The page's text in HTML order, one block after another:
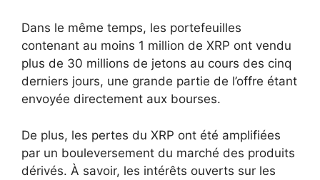
Dans le même temps, les portefeuilles
contenant au moins 1 million de XRP ont vendu
plus de 30 millions de jetons au cours des cinq
derniers jours, une grande partie de l’offre étant
envoyée directement aux bourses.
De plus, les pertes du XRP ont été amplifiées
par un bouleversement du marché des produits
dérivés. À savoir, les intérêts ouverts sur les